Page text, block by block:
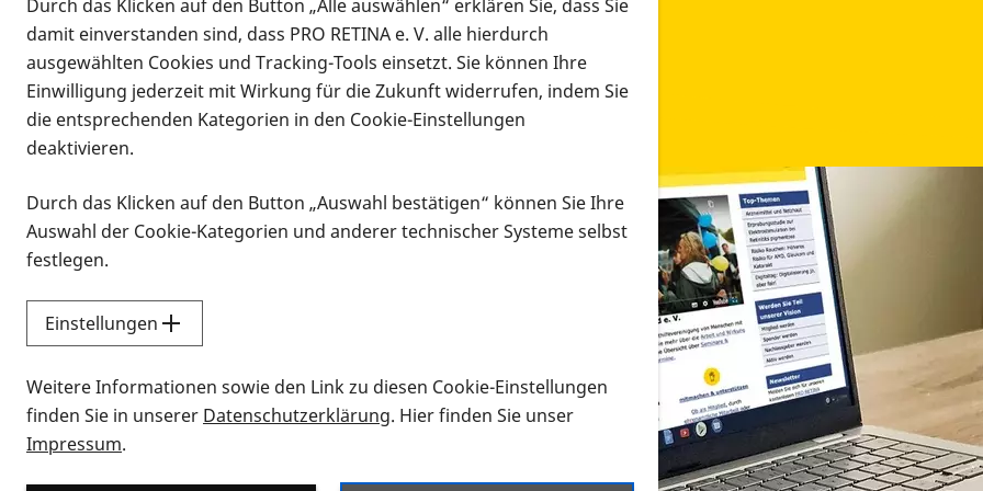
Infomaterial
Infomaterial
Vorlesen
Alle Infomaterialien in verschiedenen Formaten an
Sie möchten wissen, wie Sie nach Infonmaterial suchen und dieses bestellen bzw. herunterladen
Durch das Klicken auf den Button „Alle auswählen“ erklären Sie, dass Sie
damit einverstanden sind, dass PRO RETINA e. V. alle hierdurch
ausgewählten Cookies und Tracking-Tools einsetzt. Sie können Ihre
Einwilligung jederzeit mit Wirkung für die Zukunft widerrufen, indem Sie
die entsprechenden Kategorien in den Cookie-Einstellungen
deaktivieren.
Durch das Klicken auf den Button „Auswahl bestätigen“ können Sie Ihre
Auswahl der Cookie-Kategorien und anderer technischer Systeme selbst
festlegen.
Einstellungen
Weitere Informationen sowie den Link zu diesen Cookie-Einstellungen
finden Sie in unserer Datenschutzerklärung. Hier finden Sie unser
Impressum.